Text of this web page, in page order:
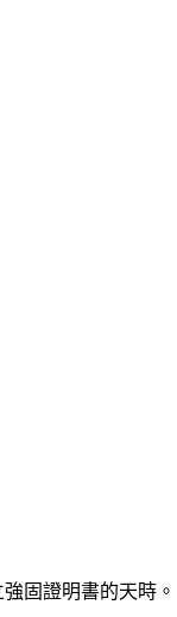
固證明書的天時。